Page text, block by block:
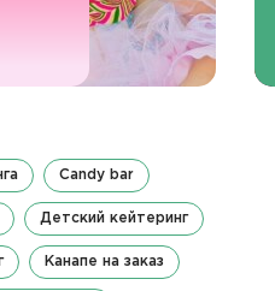
Candy bar
Детский кейтеринг
Канапе на заказ